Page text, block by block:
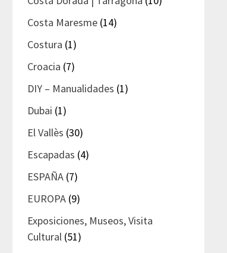
Costa Maresme (14)
Costura (1)
Croacia (7)
DIY – Manualidades (1)
Dubai (1)
El Vallès (30)
Escapadas (4)
ESPAÑA (7)
EUROPA (9)
Exposiciones, Museos, Visita
Cultural (51)